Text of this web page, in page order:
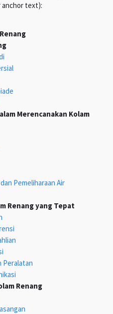
anchor text):
Merencanakan Kolam
Pemeliharaan Air
Renang yang Tepat
Peralatan
Renang